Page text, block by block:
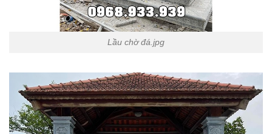
Lầu chờ đá.jpg